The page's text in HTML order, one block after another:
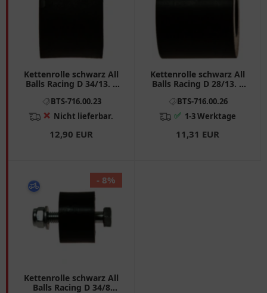
Kettenrolle schwarz All
Balls Racing D 34/13. 5
Kawasaki KX
BTS-716.00.23
❌ Nicht lieferbar.
12,90 EUR
Kettenrolle schwarz All
Balls Racing D 28/13. 5
Kawasaki KX
BTS-716.00.26
✅ 1-3 Werktage
11,31 EUR
Kettenrolle schwarz All
Balls Racing D 34/8
- 8%